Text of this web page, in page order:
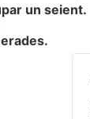
un seient.